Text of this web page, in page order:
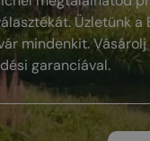
Üzletünk
mindenkit.
garanciával.